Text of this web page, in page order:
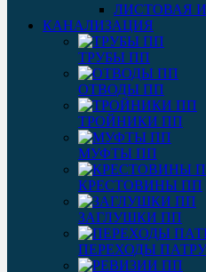
ЛИСТОВАЯ
КАНАЛИЗАЦИЯ
ТРУБЫ ПП
ОТВОДЫ ПП
ТРОЙНИКИ ПП
МУФТЫ ПП
КРЕСТОВИНЫ ПП
ЗАГЛУШКИ ПП
ПЕРЕХОДЫ